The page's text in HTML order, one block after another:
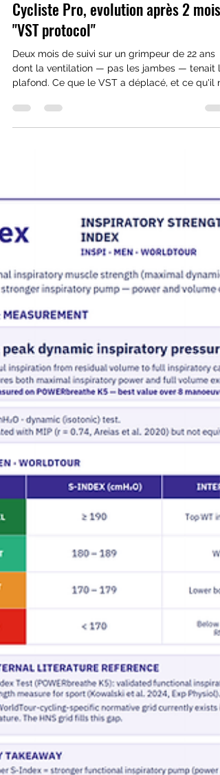
2 juil.
5 min de lecture
Cycliste Pro, evolution après 2 mois
"VST protocol"
Deux mois de suivi sur un grimpeur de 22 ans
plafond. Ce que le VST a déplacé, et ce qu'il